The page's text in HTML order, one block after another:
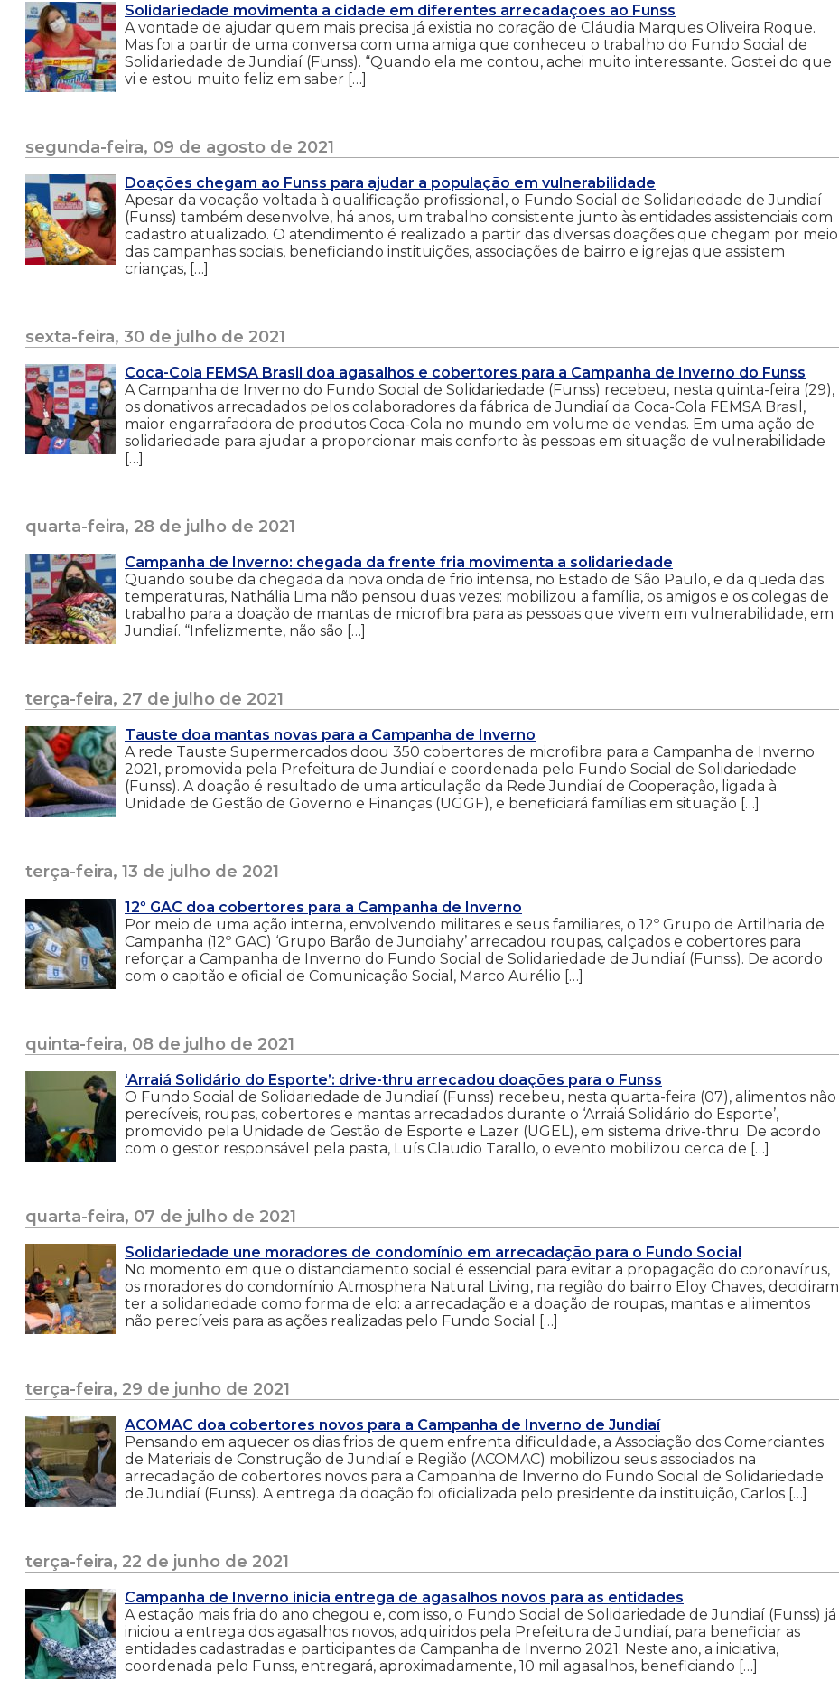
Solidariedade movimenta a cidade em diferentes arrecadações ao Funss
A vontade de ajudar quem mais precisa já existia no coração de Cláudia Marques Oliveira Roque.
Mas foi a partir de uma conversa com uma amiga que conheceu o trabalho do Fundo Social de
Solidariedade de Jundiaí (Funss). “Quando ela me contou, achei muito interessante. Gostei do que
vi e estou muito feliz em saber […]
segunda-feira, 09 de agosto de 2021
Doações chegam ao Funss para ajudar a população em vulnerabilidade
Apesar da vocação voltada à qualificação profissional, o Fundo Social de Solidariedade de Jundiaí
(Funss) também desenvolve, há anos, um trabalho consistente junto às entidades assistenciais com
cadastro atualizado. O atendimento é realizado a partir das diversas doações que chegam por meio
das campanhas sociais, beneficiando instituições, associações de bairro e igrejas que assistem
crianças, […]
sexta-feira, 30 de julho de 2021
Coca-Cola FEMSA Brasil doa agasalhos e cobertores para a Campanha de Inverno do Funss
A Campanha de Inverno do Fundo Social de Solidariedade (Funss) recebeu, nesta quinta-feira (29),
os donativos arrecadados pelos colaboradores da fábrica de Jundiaí da Coca-Cola FEMSA Brasil,
maior engarrafadora de produtos Coca-Cola no mundo em volume de vendas. Em uma ação de
solidariedade para ajudar a proporcionar mais conforto às pessoas em situação de vulnerabilidade
[…]
quarta-feira, 28 de julho de 2021
Campanha de Inverno: chegada da frente fria movimenta a solidariedade
Quando soube da chegada da nova onda de frio intensa, no Estado de São Paulo, e da queda das
temperaturas, Nathália Lima não pensou duas vezes: mobilizou a família, os amigos e os colegas de
trabalho para a doação de mantas de microfibra para as pessoas que vivem em vulnerabilidade, em
Jundiaí. “Infelizmente, não são […]
terça-feira, 27 de julho de 2021
Tauste doa mantas novas para a Campanha de Inverno
A rede Tauste Supermercados doou 350 cobertores de microfibra para a Campanha de Inverno
2021, promovida pela Prefeitura de Jundiaí e coordenada pelo Fundo Social de Solidariedade
(Funss). A doação é resultado de uma articulação da Rede Jundiaí de Cooperação, ligada à
Unidade de Gestão de Governo e Finanças (UGGF), e beneficiará famílias em situação […]
terça-feira, 13 de julho de 2021
12º GAC doa cobertores para a Campanha de Inverno
Por meio de uma ação interna, envolvendo militares e seus familiares, o 12º Grupo de Artilharia de
Campanha (12º GAC) ‘Grupo Barão de Jundiahy’ arrecadou roupas, calçados e cobertores para
reforçar a Campanha de Inverno do Fundo Social de Solidariedade de Jundiaí (Funss). De acordo
com o capitão e oficial de Comunicação Social, Marco Aurélio […]
quinta-feira, 08 de julho de 2021
‘Arraiá Solidário do Esporte’: drive-thru arrecadou doações para o Funss
O Fundo Social de Solidariedade de Jundiaí (Funss) recebeu, nesta quarta-feira (07), alimentos não
perecíveis, roupas, cobertores e mantas arrecadados durante o ‘Arraiá Solidário do Esporte’,
promovido pela Unidade de Gestão de Esporte e Lazer (UGEL), em sistema drive-thru. De acordo
com o gestor responsável pela pasta, Luís Claudio Tarallo, o evento mobilizou cerca de […]
quarta-feira, 07 de julho de 2021
Solidariedade une moradores de condomínio em arrecadação para o Fundo Social
No momento em que o distanciamento social é essencial para evitar a propagação do coronavírus,
os moradores do condomínio Atmosphera Natural Living, na região do bairro Eloy Chaves, decidiram
ter a solidariedade como forma de elo: a arrecadação e a doação de roupas, mantas e alimentos
não perecíveis para as ações realizadas pelo Fundo Social […]
terça-feira, 29 de junho de 2021
ACOMAC doa cobertores novos para a Campanha de Inverno de Jundiaí
Pensando em aquecer os dias frios de quem enfrenta dificuldade, a Associação dos Comerciantes
de Materiais de Construção de Jundiaí e Região (ACOMAC) mobilizou seus associados na
arrecadação de cobertores novos para a Campanha de Inverno do Fundo Social de Solidariedade
de Jundiaí (Funss). A entrega da doação foi oficializada pelo presidente da instituição, Carlos […]
terça-feira, 22 de junho de 2021
Campanha de Inverno inicia entrega de agasalhos novos para as entidades
A estação mais fria do ano chegou e, com isso, o Fundo Social de Solidariedade de Jundiaí (Funss) já
iniciou a entrega dos agasalhos novos, adquiridos pela Prefeitura de Jundiaí, para beneficiar as
entidades cadastradas e participantes da Campanha de Inverno 2021. Neste ano, a iniciativa,
coordenada pelo Funss, entregará, aproximadamente, 10 mil agasalhos, beneficiando […]